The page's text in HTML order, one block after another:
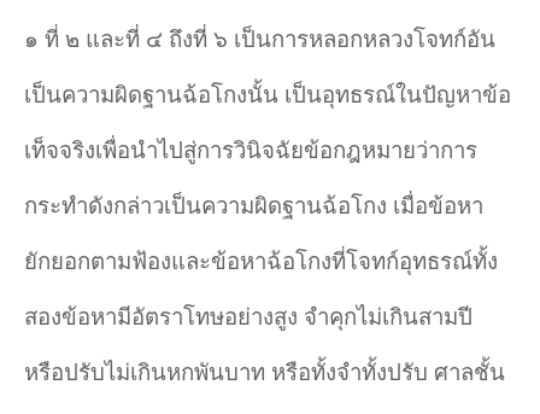
๑ ที่ ๒ และที่ ๔ ถึงที่ ๖ เป็นการหลอกหลวงโจทก์อัน
เป็นความผิดฐานฉ้อโกงนั้น เป็นอุทธรณ์ในปัญหาข้อ
เท็จจริงเพื่อนำไปสู่การวินิจฉัยข้อกฎหมายว่าการ
กระทำดังกล่าวเป็นความผิดฐานฉ้อโกง เมื่อข้อหา
ยักยอกตามฟ้องและข้อหาฉ้อโกงที่โจทก์อุทธรณ์ทั้ง
สองข้อหามีอัตราโทษอย่างสูง จำคุกไม่เกินสามปี
หรือปรับไม่เกินหกพันบาท หรือทั้งจำทั้งปรับ ศาลชั้น